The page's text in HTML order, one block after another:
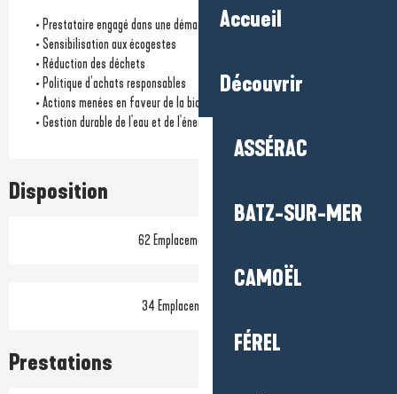
Accueil
Découvrir
ASSÉRAC
BATZ-SUR-MER
CAMOËL
FÉREL
• Prestataire engagé dans une démarche environnementale
• Sensibilisation aux écogestes
• Réduction des déchets
• Politique d’achats responsables
• Actions menées en faveur de la biodiversité locale
• Gestion durable de l'eau et de l'énergie
Disposition
62 Emplacement(s) locatif
34 Emplacement(s) nu(s)
Prestations